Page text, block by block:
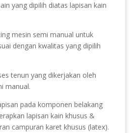
yang dipilih diatas lapisan kain
mesin semi manual untuk
dengan kwalitas yang dipilih
tenun yang dikerjakan oleh
manual.
pada komponen belakang
lapisan kain khusus &
campuran karet khusus (latex).